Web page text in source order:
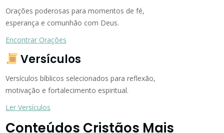
Orações poderosas para momentos de fé,
esperança e comunhão com Deus.
Encontrar Orações
Versículos
Versículos bíblicos selecionados para reflexão,
motivação e fortalecimento espiritual.
Ler Versículos
Conteúdos Cristãos Mais